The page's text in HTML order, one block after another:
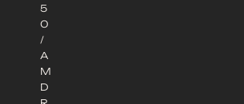
5
0
/
A
M
D